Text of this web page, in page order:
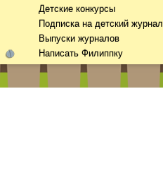
Детские конкурсы
Подписка на детский журнал
Выпуски журналов
Написать Филиппку